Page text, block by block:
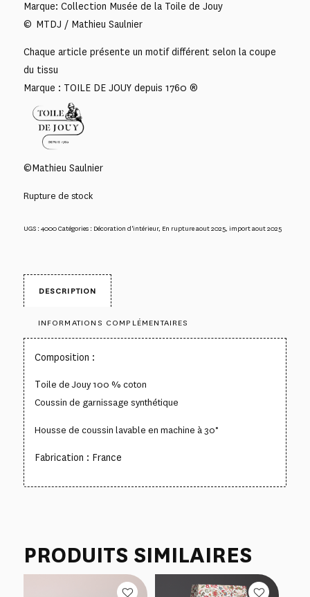
Marque: Collection Musée de la Toile de Jouy
© MTDJ / Mathieu Saulnier
Chaque article présente un motif différent selon la coupe
du tissu
Marque : TOILE DE JOUY depuis 1760 ®
©Mathieu Saulnier
Rupture de stock
UGS :4000Catégories : Décoration d'intérieur, En rupture aout 2025, import aout 2025
DESCRIPTION
INFORMATIONS COMPLÉMENTAIRES
Composition :
Toile de Jouy 100 % coton
Coussin de garnissage synthétique
Housse de coussin lavable en machine à 30°
Fabrication : France
PRODUITS SIMILAIRES